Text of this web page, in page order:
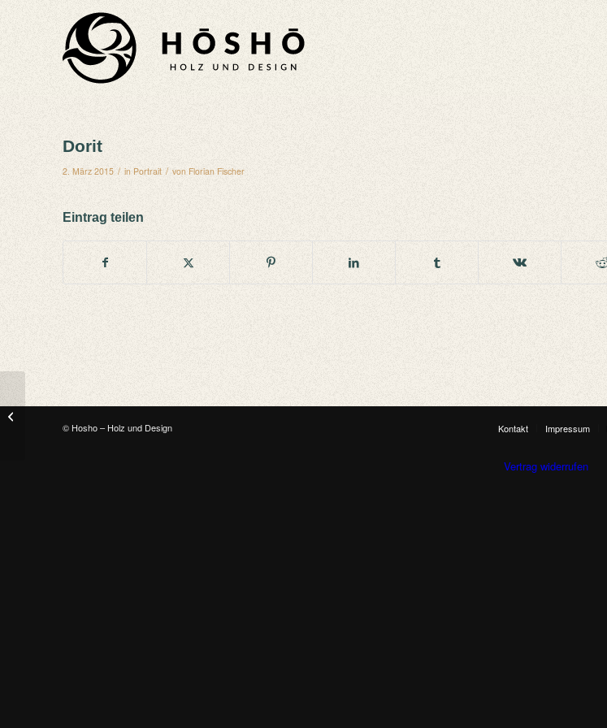
Dorit
2. März 2015 / in Portrait / von Florian Fischer
Eintrag teilen
© Hosho – Holz und Design Kontakt Impressum
Vertrag widerrufen